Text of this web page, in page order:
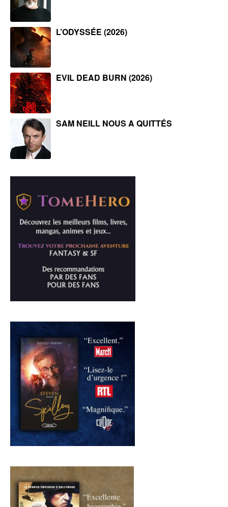
L’ODYSSÉE (2026)
EVIL DEAD BURN (2026)
SAM NEILL NOUS A QUITTÉS